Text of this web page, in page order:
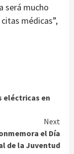
será mucho
médicas”,
eléctricas en
Next
el Día
de la Juventud